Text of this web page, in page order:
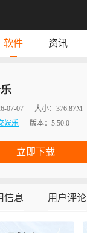
榜单
软件 资讯
07-07 大小： 376.87M
娱乐 版本： 5.50.0
立即下载
信息 用户评论